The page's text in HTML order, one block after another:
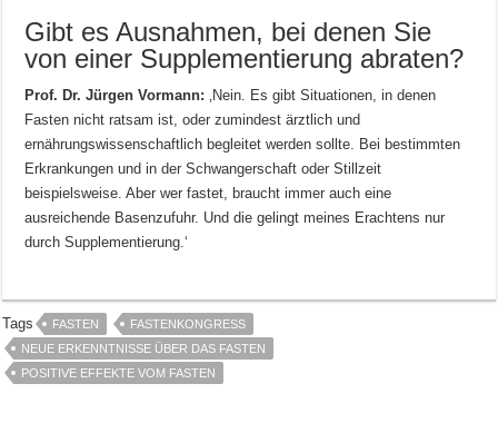
Gibt es Ausnahmen, bei denen Sie
von einer Supplementierung abraten?
Prof. Dr. Jürgen Vormann: ‚Nein. Es gibt Situationen, in denen
Fasten nicht ratsam ist, oder zumindest ärztlich und
ernährungswissenschaftlich begleitet werden sollte. Bei bestimmten
Erkrankungen und in der Schwangerschaft oder Stillzeit
beispielsweise. Aber wer fastet, braucht immer auch eine
ausreichende Basenzufuhr. Und die gelingt meines Erachtens nur
durch Supplementierung.‘
Tags FASTEN
FASTENKONGRESS
NEUE ERKENNTNISSE ÜBER DAS FASTEN
POSITIVE EFFEKTE VOM FASTEN